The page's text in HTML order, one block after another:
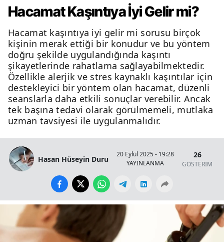
Hacamat Kaşıntıya İyi Gelir mi?
Hacamat kaşıntıya iyi gelir mi sorusu birçok
kişinin merak ettiği bir konudur ve bu yöntem
doğru şekilde uygulandığında kaşıntı
şikayetlerinde rahatlama sağlayabilmektedir.
Özellikle alerjik ve stres kaynaklı kaşıntılar için
destekleyici bir yöntem olan hacamat, düzenli
seanslarla daha etkili sonuçlar verebilir. Ancak
tek başına tedavi olarak görülmemeli, mutlaka
uzman tavsiyesi ile uygulanmalıdır.
Hasan Hüseyin Duru
20 Eylül 2025 - 19:28
YAYINLANMA
26
GÖSTERİM